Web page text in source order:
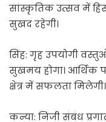
सांस्कृतिक उत्सव में
सुखद रहेगी।
सिंह: गृह उपयोगी वस्तुओं
सुखमय होगा। आर्थिक
क्षेत्र में सफलता मिलेगी।
कन्या: निजी संबंध